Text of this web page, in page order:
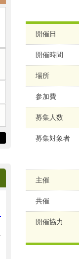
開催日
開催時間
場所
参加費
募集人数
募集対象者
主催
共催
開催協力